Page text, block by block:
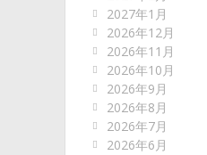
2027年1月
2026年12月
2026年11月
2026年10月
2026年9月
2026年8月
2026年7月
2026年6月